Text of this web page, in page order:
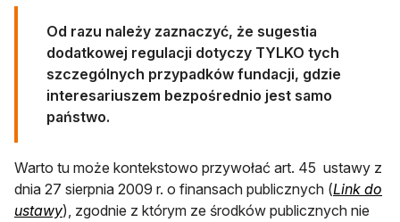
Od razu należy zaznaczyć, że sugestia
dodatkowej regulacji dotyczy TYLKO tych
szczególnych przypadków fundacji, gdzie
interesariuszem bezpośrednio jest samo
państwo.
Warto tu może kontekstowo przywołać art. 45 ustawy z
dnia 27 sierpnia 2009 r. o finansach publicznych (Link do
ustawyotwiera się w nowej karcie
), zgodnie z którym ze środków publicznych nie